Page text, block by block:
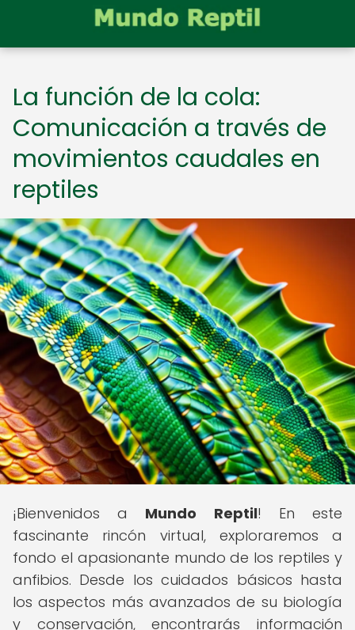
La función de la cola:
Comunicación a través de
movimientos caudales en
reptiles
¡Bienvenidos a Mundo Reptil! En este
fascinante rincón virtual, exploraremos a
fondo el apasionante mundo de los reptiles y
anfibios. Desde los cuidados básicos hasta
los aspectos más avanzados de su biología
y conservación, encontrarás información